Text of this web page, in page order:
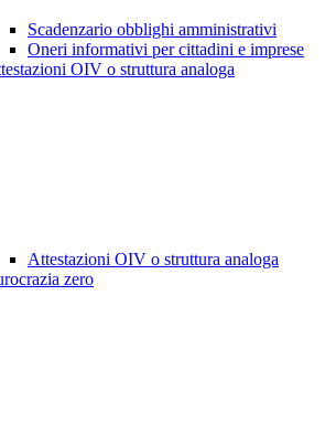
Scadenzario obblighi amministrativi
Oneri informativi per cittadini e imprese
OIV o struttura analoga
Attestazioni OIV o struttura analoga
zero